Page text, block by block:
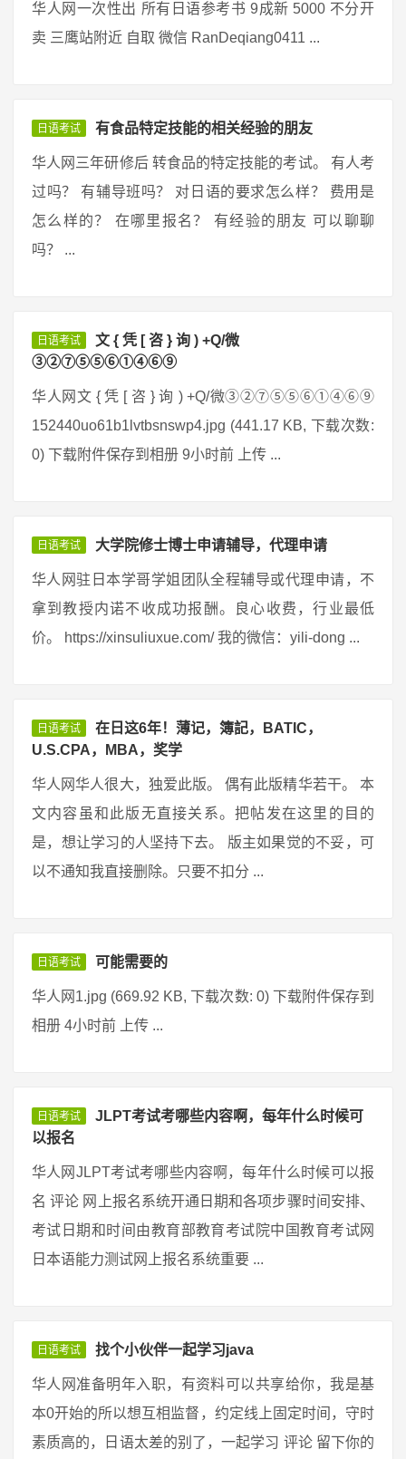
华人网一次性出 所有日语参考书 9成新 5000 不分开
卖 三鹰站附近 自取 微信 RanDeqiang0411 ...
日语考试 有食品特定技能的相关经验的朋友
华人网三年研修后 转食品的特定技能的考试。 有人考
过吗？ 有辅导班吗？ 对日语的要求怎么样？ 费用是
怎么样的？ 在哪里报名？ 有经验的朋友 可以聊聊
吗？ ...
日语考试
文 { 凭 [ 咨 } 询 ) +Q/微
③②⑦⑤⑤⑥①④⑥⑨
华人网文 { 凭 [ 咨 } 询 ) +Q/微③②⑦⑤⑤⑥①④⑥⑨
152440uo61b1lvtbsnswp4.jpg (441.17 KB, 下载次数:
0) 下载附件保存到相册 9小时前 上传 ...
日语考试 大学院修士博士申请辅导，代理申请
华人网驻日本学哥学姐团队全程辅导或代理申请，不
拿到教授内诺不收成功报酬。良心收费，行业最低
价。 https://xinsuliuxue.com/ 我的微信：yili-dong ...
日语考试
在日这6年！薄记，簿記，BATIC，
U.S.CPA，MBA，奖学
华人网华人很大，独爱此版。 偶有此版精华若干。 本
文内容虽和此版无直接关系。把帖发在这里的目的
是，想让学习的人坚持下去。 版主如果觉的不妥，可
以不通知我直接删除。只要不扣分 ...
日语考试 可能需要的
华人网1.jpg (669.92 KB, 下载次数: 0) 下载附件保存到
相册 4小时前 上传 ...
日语考试
JLPT考试考哪些内容啊，每年什么时候可
以报名
华人网JLPT考试考哪些内容啊，每年什么时候可以报
名 评论 网上报名系统开通日期和各项步骤时间安排、
考试日期和时间由教育部教育考试院中国教育考试网
日本语能力测试网上报名系统重要 ...
日语考试 找个小伙伴一起学习java
华人网准备明年入职，有资料可以共享给你，我是基
本0开始的所以想互相监督，约定线上固定时间，守时
素质高的，日语太差的别了，一起学习 评论 留下你的